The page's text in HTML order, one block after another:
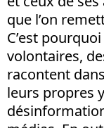
que l’on
C’est
volontaires,
racontent
leurs propres